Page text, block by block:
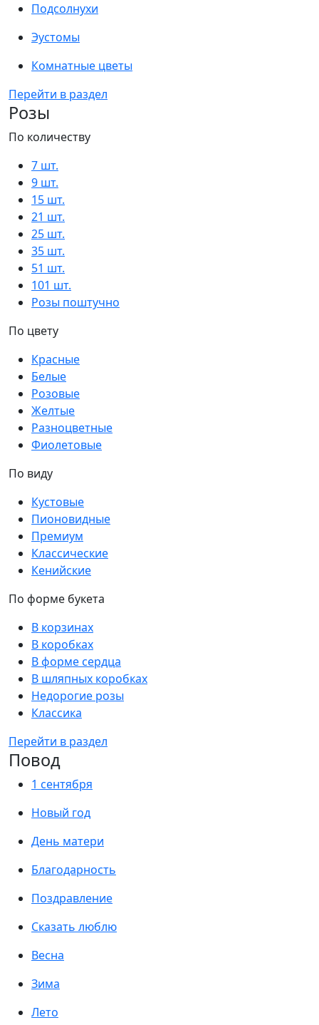
Подсолнухи
Эустомы
Комнатные цветы
Перейти в раздел
Розы
По количеству
7 шт.
9 шт.
15 шт.
21 шт.
25 шт.
35 шт.
51 шт.
101 шт.
Розы поштучно
По цвету
Красные
Белые
Розовые
Желтые
Разноцветные
Фиолетовые
По виду
Кустовые
Пионовидные
Премиум
Классические
Кенийские
По форме букета
В корзинах
В коробках
В форме сердца
В шляпных коробках
Недорогие розы
Классика
Перейти в раздел
Повод
1 сентября
Новый год
День матери
Благодарность
Поздравление
Сказать люблю
Весна
Зима
Лето